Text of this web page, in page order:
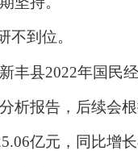
不到位。
丰县2022年国民
析报告，后续会
亿元，同比增